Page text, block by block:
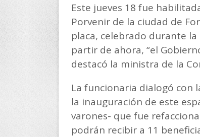
Este jueves 18 fue
Porvenir de la ciudad de
placa, celebrado durante
partir de ahora, “el
destacó la ministra de la
La funcionaria dialogó con
la inauguración de este
varones- que fue
podrán recibir a 11